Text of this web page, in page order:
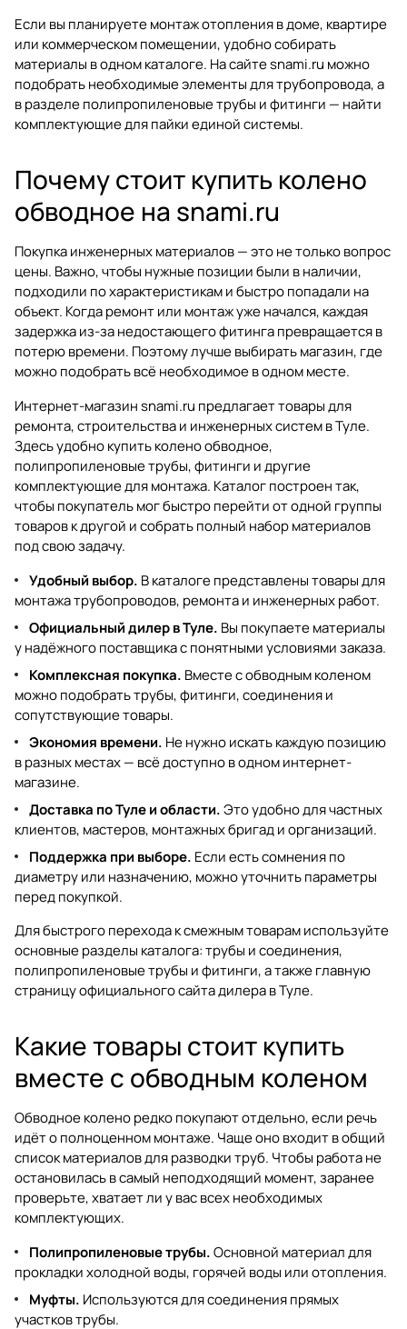
Если вы планируете монтаж отопления в доме, квартире
или коммерческом помещении, удобно собирать
материалы в одном каталоге. На сайтеsnami.ru можно
подобрать необходимые элементы для трубопровода, а
в разделеполипропиленовые трубы и фитинги — найти
комплектующие для пайки единой системы.
Почему стоит купить колено
обводное на snami.ru
Покупка инженерных материалов — это не только вопрос
цены. Важно, чтобы нужные позиции были в наличии,
подходили по характеристикам и быстро попадали на
объект. Когда ремонт или монтаж уже начался, каждая
задержка из-за недостающего фитинга превращается в
потерю времени. Поэтому лучше выбирать магазин, где
можно подобрать всё необходимое в одном месте.
Интернет-магазинsnami.ru предлагает товары для
ремонта, строительства и инженерных систем в Туле.
Здесь удобно купить колено обводное,
полипропиленовые трубы, фитинги и другие
комплектующие для монтажа. Каталог построен так,
чтобы покупатель мог быстро перейти от одной группы
товаров к другой и собрать полный набор материалов
под свою задачу.
Удобный выбор. В каталоге представлены товары для
монтажа трубопроводов, ремонта и инженерных работ.
Официальный дилер в Туле. Вы покупаете материалы
у надёжного поставщика с понятными условиями заказа.
Комплексная покупка. Вместе с обводным коленом
можно подобрать трубы, фитинги, соединения и
сопутствующие товары.
Экономия времени. Не нужно искать каждую позицию
в разных местах — всё доступно в одном интернет-
магазине.
Доставка по Туле и области.Это удобно для частных
клиентов, мастеров, монтажных бригад и организаций.
Поддержка при выборе. Если есть сомнения по
диаметру или назначению, можно уточнить параметры
перед покупкой.
Для быстрого перехода к смежным товарам используйте
основные разделы каталога:трубы и соединения,
полипропиленовые трубы и фитинги, а также главную
страницуофициального сайта дилера в Туле.
Какие товары стоит купить
вместе с обводным коленом
Обводное колено редко покупают отдельно, если речь
идёт о полноценном монтаже. Чаще оно входит в общий
список материалов для разводки труб. Чтобы работа не
остановилась в самый неподходящий момент, заранее
проверьте, хватает ли у вас всех необходимых
комплектующих.
Полипропиленовые трубы.Основной материал для
прокладки холодной воды, горячей воды или отопления.
Муфты. Используются для соединения прямых
участков трубы.